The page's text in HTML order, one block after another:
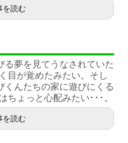
を読む
る夢を見てうなされていた
目が覚めたみたい。そし
くんたちの家に遊びにくる
ちょっと心配みたい･･･。
を読む